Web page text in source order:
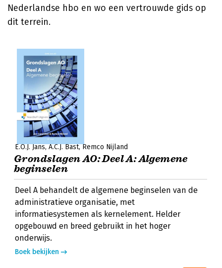
Nederlandse hbo en wo een vertrouwde gids op
dit terrein.
E.O.J. Jans A.C.J. Bast Remco Nijland
Grondslagen AO: Deel A: Algemene
beginselen
Deel A behandelt de algemene beginselen van de
administratieve organisatie, met
informatiesystemen als kernelement. Helder
opgebouwd en breed gebruikt in het hoger
onderwijs.
Boek bekijken